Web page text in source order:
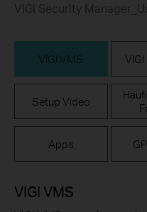
VIGI Security
VIGI VMS
Setup Video
Apps
VIGI VMS